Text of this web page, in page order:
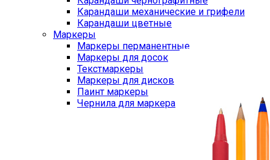
Карандаши механические и грифели
Карандаши цветные
Маркеры
Маркеры перманентные
Маркеры для досок
Текстмаркеры
Маркеры для дисков
Паинт маркеры
Чернила для маркера